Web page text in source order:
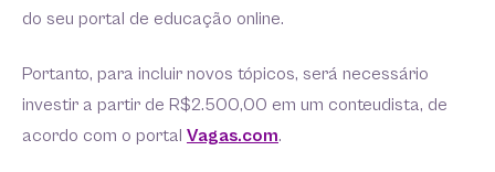
do seu portal de educação online.
Portanto, para incluir novos tópicos, será necessário
investir a partir de R$2.500,00 em um conteudista, de
acordo com o portal Vagas.com.